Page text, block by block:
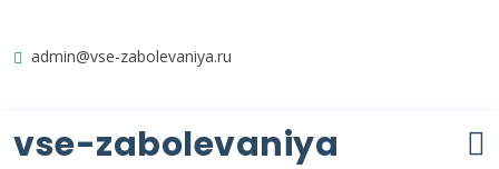
admin@vse-zabolevaniya.ru
vse-zabolevaniya